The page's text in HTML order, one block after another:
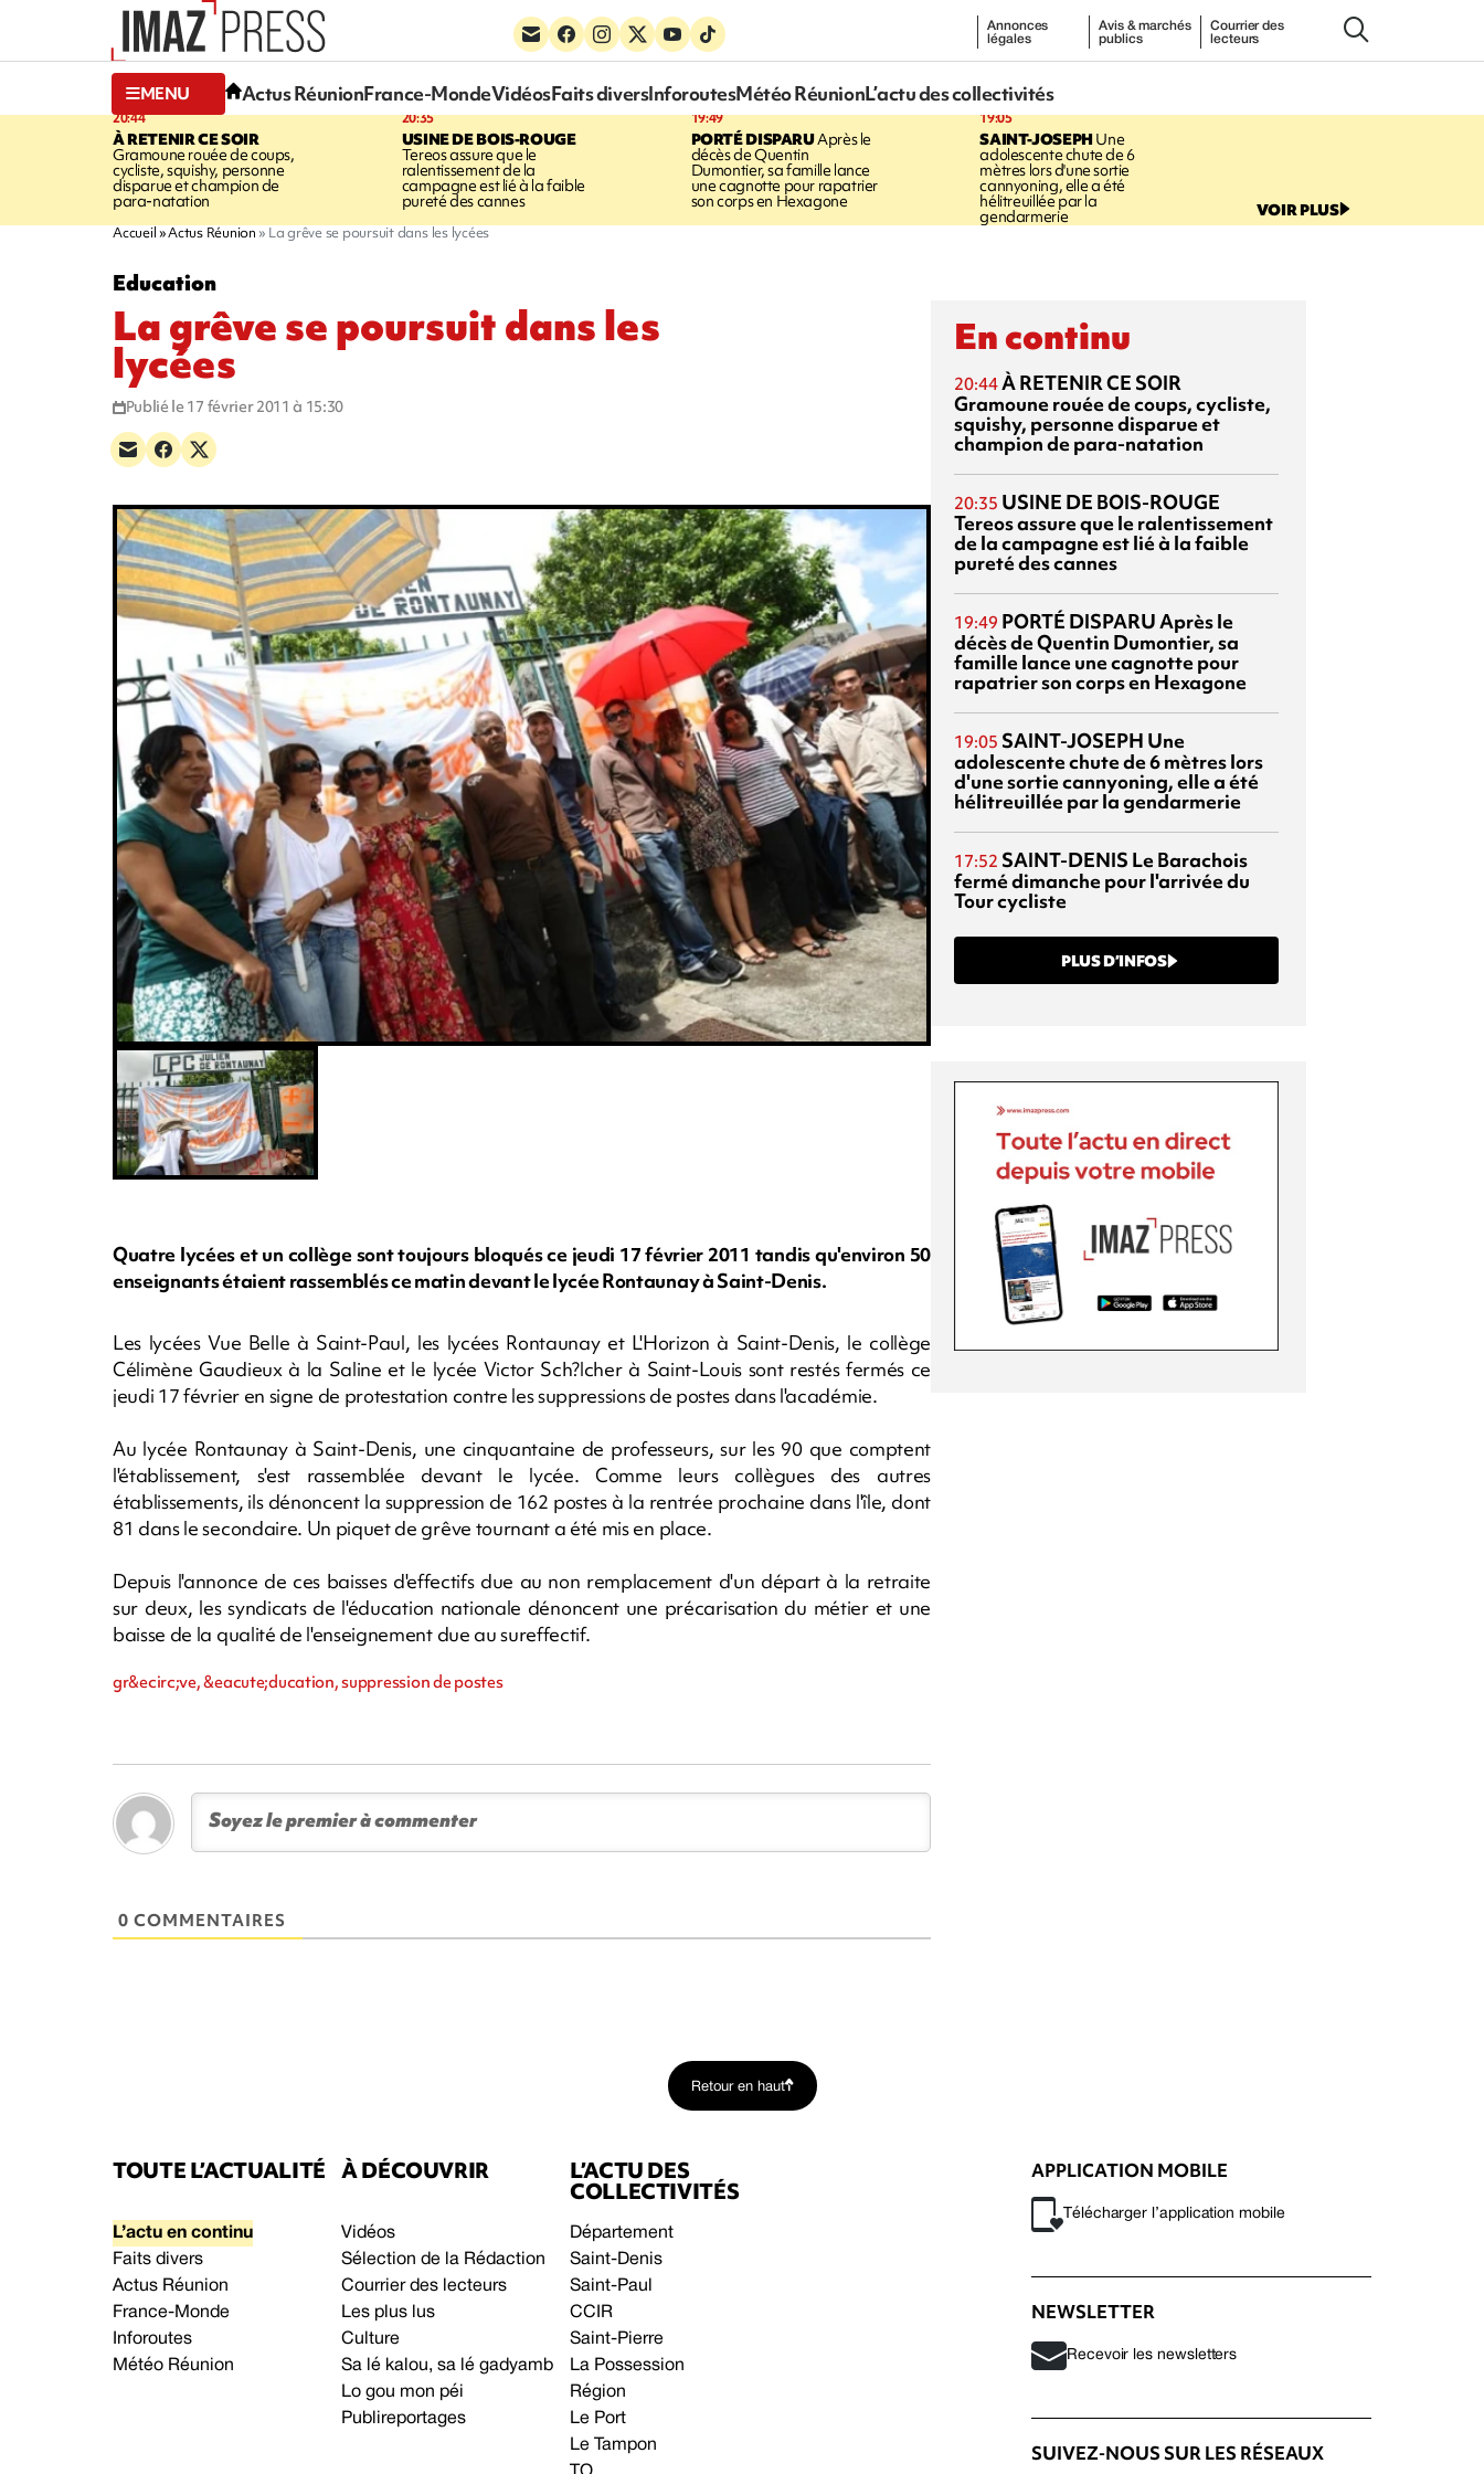
Annonces
légales
Avis & marchés
publics
Courrier des
lecteurs
MENU Actus RéunionFrance-MondeVidéosFaits diversInforoutesMétéo RéunionL’actu des collectivités
20:44
À RETENIR CE SOIR
Gramoune rouée de coups,
cycliste, squishy, personne
disparue et champion de
para-natation
20:35
USINE DE BOIS-ROUGE
Tereos assure que le
ralentissement de la
campagne est lié à la faible
pureté des cannes
19:49
PORTÉ DISPARUAprès le
décès de Quentin
Dumontier, sa famille lance
une cagnotte pour rapatrier
son corps en Hexagone
19:05
SAINT-JOSEPHUne
adolescente chute de 6
mètres lors d'une sortie
cannyoning, elle a été
hélitreuillée par la
gendarmerie VOIR PLUS
Accueil Actus Réunion La grêve se poursuit dans les lycées
Education
La grêve se poursuit dans les
lycées
Publié le 17 février 2011 à 15:30
Quatre lycées et un collège sont toujours bloqués ce jeudi 17 février 2011 tandis qu'environ 50
enseignants étaient rassemblés ce matin devant le lycée Rontaunay à Saint-Denis.
Les lycées Vue Belle à Saint-Paul, les lycées Rontaunay et L'Horizon à Saint-Denis, le collège
Célimène Gaudieux à la Saline et le lycée Victor Sch?lcher à Saint-Louis sont restés fermés ce
jeudi 17 février en signe de protestation contre les suppressions de postes dans l'académie.
Au lycée Rontaunay à Saint-Denis, une cinquantaine de professeurs, sur les 90 que comptent
l'établissement, s'est rassemblée devant le lycée. Comme leurs collègues des autres
établissements, ils dénoncent la suppression de 162 postes à la rentrée prochaine dans l'île, dont
81 dans le secondaire. Un piquet de grêve tournant a été mis en place.
Depuis l'annonce de ces baisses d'effectifs due au non remplacement d'un départ à la retraite
sur deux, les syndicats de l'éducation nationale dénoncent une précarisation du métier et une
baisse de la qualité de l'enseignement due au sureffectif.
gr&ecirc;ve, &eacute;ducation, suppression de postes
0 COMMENTAIRES
En continu
20:44À RETENIR CE SOIR
Gramoune rouée de coups, cycliste,
squishy, personne disparue et
champion de para-natation
20:35 USINE DE BOIS-ROUGE
Tereos assure que le ralentissement
de la campagne est lié à la faible
pureté des cannes
19:49 PORTÉ DISPARUAprès le
décès de Quentin Dumontier, sa
famille lance une cagnotte pour
rapatrier son corps en Hexagone
19:05 SAINT-JOSEPH Une
adolescente chute de 6 mètres lors
d'une sortie cannyoning, elle a été
hélitreuillée par la gendarmerie
17:52 SAINT-DENIS Le Barachois
fermé dimanche pour l'arrivée du
Tour cycliste
PLUS D’INFOS
Retour en haut
TOUTE L’ACTUALITÉ
L’actu en continu
Faits divers
Actus Réunion
France-Monde
Inforoutes
Météo Réunion
À DÉCOUVRIR
Vidéos
Sélection de la Rédaction
Courrier des lecteurs
Les plus lus
Culture
Sa lé kalou, sa lé gadyamb
Lo gou mon péi
Publireportages
L’ACTU DES
COLLECTIVITÉS
Département
Saint-Denis
Saint-Paul
CCIR
Saint-Pierre
La Possession
Région
Le Port
Le Tampon
APPLICATION MOBILE
Télécharger l’application mobile
NEWSLETTER
Recevoir les newsletters
SUIVEZ-NOUS SUR LES RÉSEAUX